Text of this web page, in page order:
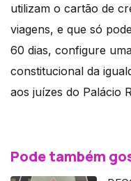
utilizam o cartão de
viagens, e que só
60 dias, configure
constitucional da
aos juízes do Palácio
Pode também